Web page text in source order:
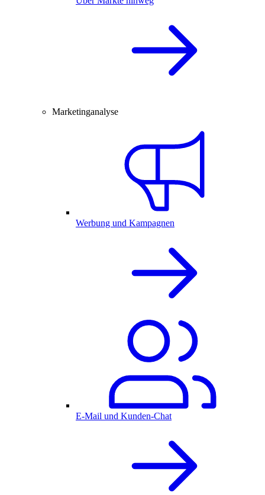
Marketinganalyse
Werbung und Kampagnen
E-Mail und Kunden-Chat